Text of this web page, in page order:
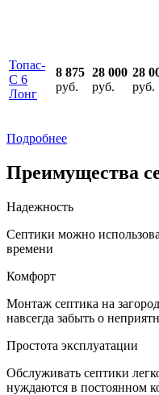
Топас-
С 6
Лонг
8 875
руб.
28 000
руб.
28
руб.
Подробнее
Преимущества
Надежность
Септики можно
времени
Комфорт
Монтаж септика на
навсегда забыть о
Простота эксплуатации
Обслуживать септики
нуждаются в постоянном